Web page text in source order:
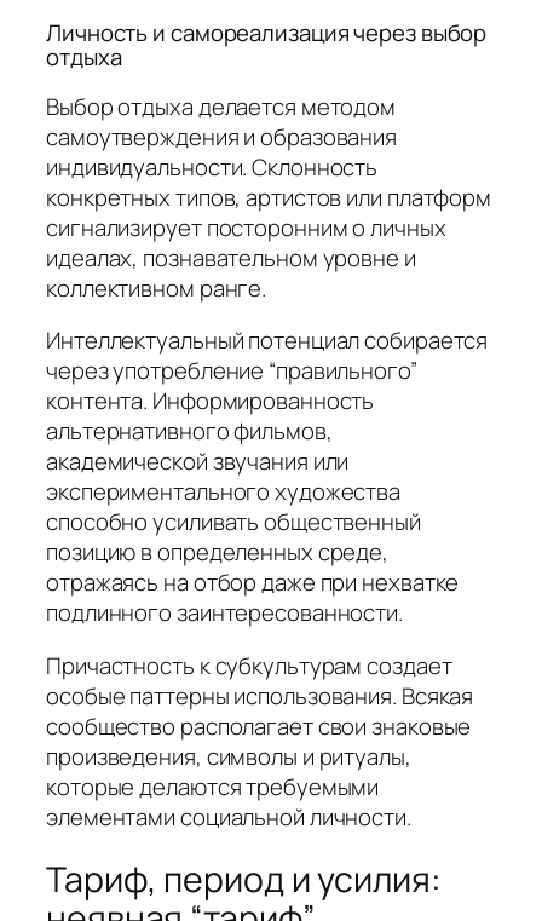
Личность и самореализация через выбор
отдыха
Выбор отдыха делается методом
самоутверждения и образования
индивидуальности. Склонность
конкретных типов, артистов или платформ
сигнализирует посторонним о личных
идеалах, познавательном уровне и
коллективном ранге.
Интеллектуальный потенциал собирается
через употребление “правильного”
контента. Информированность
альтернативного фильмов,
академической звучания или
экспериментального художества
способно усиливать общественный
позицию в определенных среде,
отражаясь на отбор даже при нехватке
подлинного заинтересованности.
Причастность к субкультурам создает
особые паттерны использования. Всякая
сообщество располагает свои знаковые
произведения, символы и ритуалы,
которые делаются требуемыми
элементами социальной личности.
Тариф, период и усилия: